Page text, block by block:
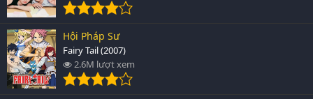
Hội Pháp Sư
Fairy Tail (2007)
2.6M lượt xem